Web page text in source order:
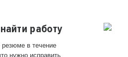
работу
резюме в течение
нужно исправить